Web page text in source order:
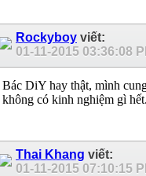
Rockyboy viết:
01-11-2015 03:36:08
Bác DiY hay thật, mình
không có kinh nghiệm gì hết.
Thai Khang viết:
01-11-2015 07:10:15